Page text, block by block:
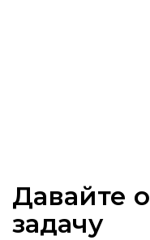
Давайте
задачу